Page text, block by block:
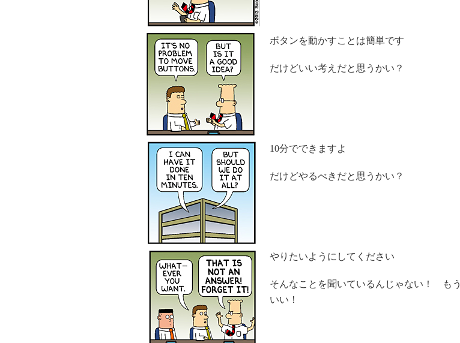
ボタンを動かすことは簡単です
だけどいい考えだと思うかい？
10分でできますよ
だけどやるべきだと思うかい？
やりたいようにしてください
そんなことを聞いているんじゃない！ もう
いい！